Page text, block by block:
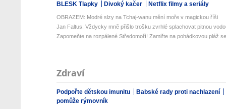
BLESK Tlapky Divoký kačer Netflix filmy a seriály
OBRAZEM: Modré slzy na Tchaj-wanu mění moře v magickou říši
Jan Faltus: Vždycky mně přišlo trošku zvrhlé splachovat pitnou
Zapomeňte na rozpálené Středomoří! Zamiřte na pohádkovou pláž
Zdraví
Podpořte dětskou imunitu
Babské rady proti nachlazení
pomůže rýmovník